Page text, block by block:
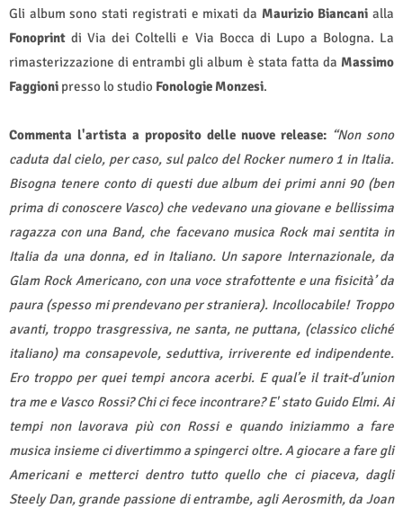
Gli album sono stati registrati e mixati da Maurizio Biancani alla
Fonoprintdi Via dei Coltelli e Via Bocca di Lupo a Bologna. La
rimasterizzazione di entrambi gli album è stata fatta da Massimo
Faggioni presso lo studio Fonologie Monzesi.
Commenta l'artista a proposito delle nuove release: “Non sono
caduta dal cielo, per caso, sul palco del Rocker numero 1 in Italia.
Bisogna tenere conto di questi due album dei primi anni 90 (ben
prima di conoscere Vasco) che vedevano una giovane e bellissima
ragazza con una Band, che facevano musica Rock mai sentita in
Italia da una donna, ed in Italiano. Un sapore Internazionale, da
Glam Rock Americano, con una voce strafottente e una fisicità’ da
paura (spesso mi prendevano per straniera). Incollocabile! Troppo
avanti, troppo trasgressiva, ne santa, ne puttana, (classico cliché
italiano) ma consapevole, seduttiva, irriverente ed indipendente.
Ero troppo per quei tempi ancora acerbi. E qual’e il trait-d’union
tra me e Vasco Rossi? Chi ci fece incontrare? E' stato Guido Elmi. Ai
tempi non lavorava più con Rossi e quando iniziammo a fare
musica insieme ci divertimmo a spingerci oltre. A giocare a fare gli
Americani e metterci dentro tutto quello che ci piaceva, dagli
Steely Dan, grande passione di entrambe, agli Aerosmith, da Joan